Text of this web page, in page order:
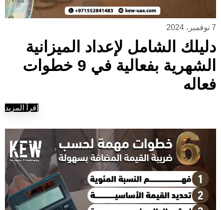
7 نوفمبر، 2024
دليلك الشامل لإعداد الميزانية
الشهرية بفعالية في 9 خطوات
فعاله
إقرأ المزيد